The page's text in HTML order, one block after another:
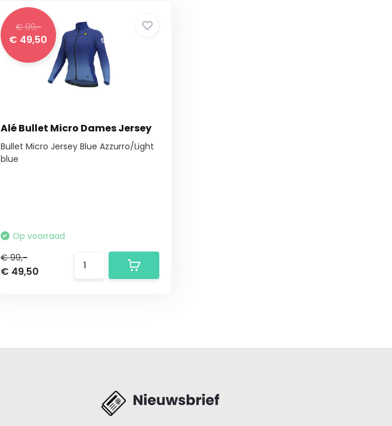
€ 99,-
€ 49,50
Alé Bullet Micro Dames Jersey
Bullet Micro Jersey Blue Azzurro/Light
blue
Op voorraad
€ 99,-
€ 49,50